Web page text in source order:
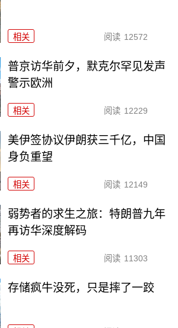
相关 阅读 12572
普京访华前夕，默克尔罕见发声
警示欧洲
相关 阅读 12229
美伊签协议伊朗获三千亿，中国
身负重望
相关 阅读 12149
弱势者的求生之旅：特朗普九年
再访华深度解码
相关 阅读 11303
存储疯牛没死，只是摔了一跤